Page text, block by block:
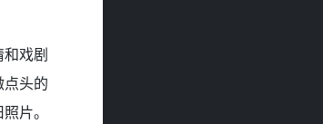
戏剧
头的
片。